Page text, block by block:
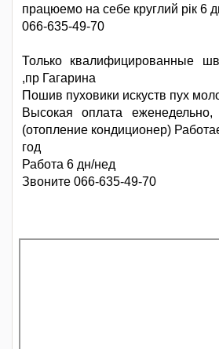
працюемо на себе круглий рік 6
066-635-49-70
Только квалифицированные
,пр Гагарина
Пошив пуховики искуств пух
Высокая оплата
(отопление кондиционер)
год
Работа 6 дн/нед
Звоните 066-635-49-70